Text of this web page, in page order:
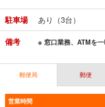
駐車場 あり（3台）
備考 ※ 窓口業務、ATMを
郵便局 郵便
営業時間